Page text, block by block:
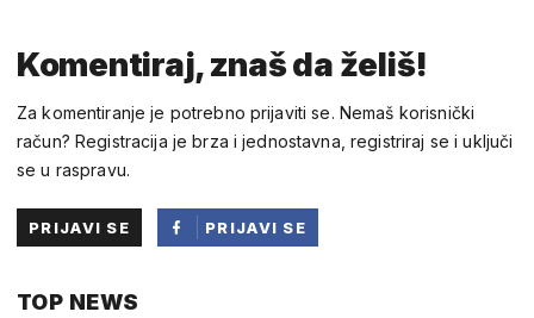
Komentiraj, znaš da želiš!
Za komentiranje je potrebno prijaviti se. Nemaš korisnički
račun? Registracija je brza i jednostavna, registriraj se i uključi
se u raspravu.
PRIJAVI SE
PRIJAVI SE
TOP NEWS